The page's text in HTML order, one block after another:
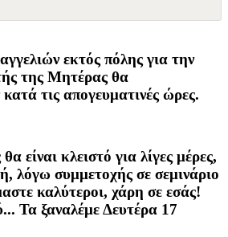
εκτός πόλης για την
της Μητέρας θα
τις απογευματινές ώρες.
είναι κλειστό για λίγες μέρες,
λόγω συμμετοχής σε σεμινάριο
καλύτεροι, χάρη σε εσάς!
Τα ξαναλέμε Δευτέρα 17